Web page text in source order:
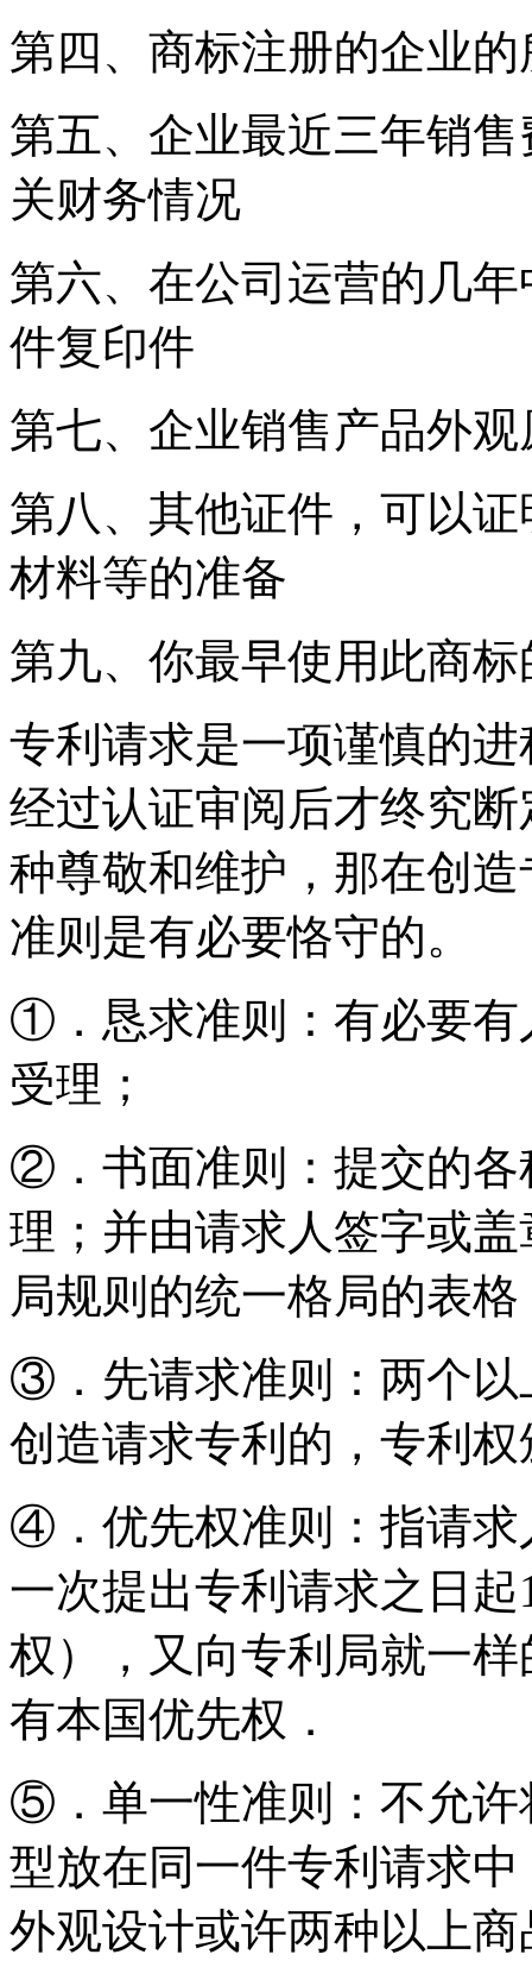
第四、商标注册的企业
第五、企业最近三年销
关财务情况
第六、在公司运营的几
件复印件
第七、企业销售产品外
第八、其他证件，可以
材料等的准备
第九、你最早使用此商
专利请求是一项谨慎的
经过认证审阅后才终究
种尊敬和维护，那在创
准则是有必要恪守的。
①．恳求准则：有必要有
受理；
②．书面准则：提交的各
理；并由请求人签字或
局规则的统一格局的表格
③．先请求准则：两个以
创造请求专利的，专利
④．优先权准则：指请求
一次提出专利请求之日
权），又向专利局就一
有本国优先权．
⑤．单一性准则：不允许
型放在同一件专利请求
外观设计或许两种以上